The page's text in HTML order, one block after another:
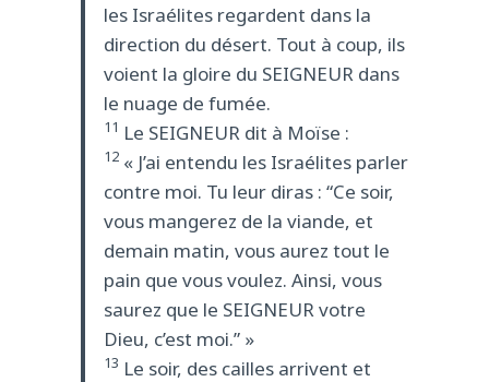
les Israélites regardent dans la
direction du désert. Tout à coup, ils
voient la gloire du SEIGNEUR dans
le nuage de fumée.
11 Le SEIGNEUR dit à Moïse :
12« J’ai entendu les Israélites parler
contre moi. Tu leur diras : “Ce soir,
vous mangerez de la viande, et
demain matin, vous aurez tout le
pain que vous voulez. Ainsi, vous
saurez que le SEIGNEUR votre
Dieu, c’est moi.” »
13 Le soir, des cailles arrivent et